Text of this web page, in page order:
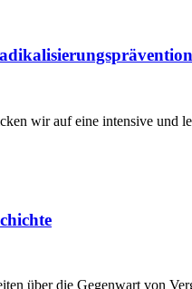
wir auf eine intensive und
über die Gegenwart von